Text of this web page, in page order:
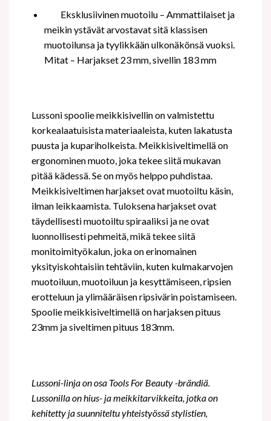
Eksklusiivinen muotoilu – Ammattilaiset ja
meikin ystävät arvostavat sitä klassisen
muotoilunsa ja tyylikkään ulkonäkönsä vuoksi.
Mitat – Harjakset 23 mm, sivellin 183 mm
Lussoni spoolie meikkisivellin on valmistettu
korkealaatuisista materiaaleista, kuten lakatusta
puusta ja kupariholkeista. Meikkisiveltimellä on
ergonominen muoto, joka tekee siitä mukavan
pitää kädessä. Se on myös helppo puhdistaa.
Meikkisiveltimen harjakset ovatmuotoiltu käsin,
ilman leikkaamista. Tuloksena harjakset ovat
täydellisesti muotoiltu spiraaliksi ja ne ovat
luonnollisesti pehmeitä, mikä tekee siitä
monitoimityökalun, joka on erinomainen
yksityiskohtaisiin tehtäviin, kuten kulmakarvojen
muotoiluun, muotoiluun ja kesyttämiseen, ripsien
erotteluun ja ylimääräisen ripsivärin poistamiseen.
Spoolie meikkisiveltimellä on harjaksen pituus
23mm ja siveltimen pituus 183mm.
Lussoni-linja on osa Tools For Beauty -brändiä.
Lussonilla on hius- ja meikkitarvikkeita, jotka on
kehitetty ja suunniteltu yhteistyössä stylistien,